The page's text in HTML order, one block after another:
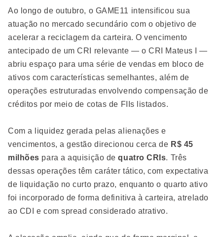
Ao longo de outubro, o GAME11 intensificou sua
atuação no mercado secundário com o objetivo de
acelerar a reciclagem da carteira. O vencimento
antecipado de um CRI relevante — o CRI Mateus I —
abriu espaço para uma série de vendas em bloco de
ativos com características semelhantes, além de
operações estruturadas envolvendo compensação de
créditos por meio de cotas de FIIs listados.
Com a liquidez gerada pelas alienações e
vencimentos, a gestão direcionou cerca de R$ 45
milhões para a aquisição dequatro CRIs. Três
dessas operações têm caráter tático, com expectativa
de liquidação no curto prazo, enquanto o quarto ativo
foi incorporado de forma definitiva à carteira, atrelado
ao CDI e com spread considerado atrativo.